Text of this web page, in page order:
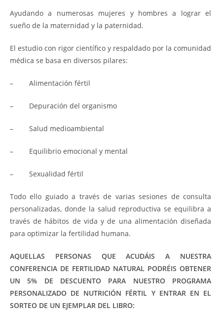
Ayudando a numerosas mujeres y hombres a lograr el
sueño de la maternidad y la paternidad.
El estudio con rigor científico y respaldado por la comunidad
médica se basa en diversos pilares:
– Alimentación fértil
– Depuración del organismo
– Salud medioambiental
– Equilibrio emocional y mental
– Sexualidad fértil
Todo ello guiado a través de varias sesiones de consulta
personalizadas, donde la salud reproductiva se equilibra a
través de hábitos de vida y de una alimentación diseñada
para optimizar la fertilidad humana.
AQUELLAS PERSONAS QUE ACUDÁIS A NUESTRA
CONFERENCIA DE FERTILIDAD NATURAL PODRÉIS OBTENER
UN 5% DE DESCUENTO PARA NUESTRO PROGRAMA
PERSONALIZADO DE NUTRICIÓN FÉRTIL Y ENTRAR EN EL
SORTEO DE UN EJEMPLAR DEL LIBRO: